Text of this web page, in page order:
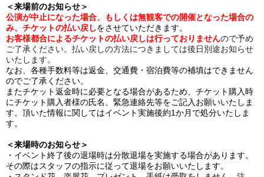
＜来場前のお知らせ＞
公演が中止になった場合、もしくは無観客での開催となった場合の
み、チケットの払い戻しをさせていただきます。
お客様都合によるチケットの払い戻しは行っておりませんので予め
ご了承ください。払い戻しの方法につきましては後日別途お知らせ
いたします。
なお、各種手数料等は返金、交通費・宿泊費等の補填はできません
のでご了承ください。
またチケット返金時に必要となる場合があるため、チケット購入時
にチケット購入者様の氏名、緊急連絡先等をご記入お願いいたしま
す。頂いた情報に関してはイベント実施後約1か月で処分いたしま
す。
＜来場時のお知らせ＞
・イベント終了後の退場時は分散退場を実施する場合があります。
その際はスタッフの指示に従って退場をお願いいたします。